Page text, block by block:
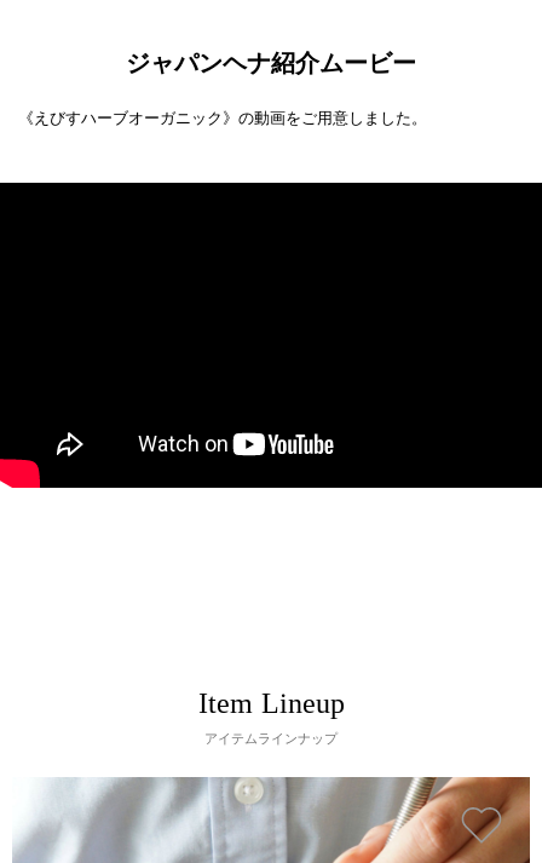
ジャパンヘナ紹介ムービー
《えびすハーブオーガニック》の動画をご用意しました。
Item Lineup
アイテムラインナップ